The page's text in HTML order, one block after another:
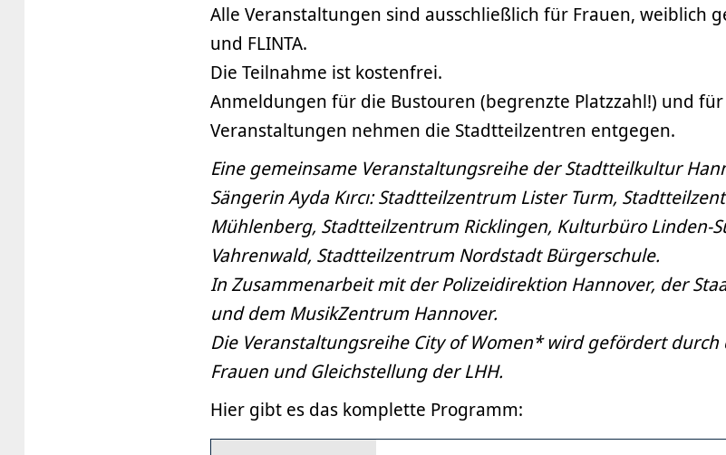
Alle Veranstaltungen sind ausschließlich für Frauen, weiblich
und FLINTA.
Die Teilnahme ist kostenfrei.
Anmeldungen für die Bustouren (begrenzte Platzzahl!) und
Veranstaltungen nehmen die Stadtteilzentren entgegen.
Eine gemeinsame Veranstaltungsreihe der Stadtteilkultur
Sängerin Ayda Kırcı: Stadtteilzentrum Lister Turm,
Mühlenberg, Stadtteilzentrum Ricklingen, Kulturbüro Linden-
Vahrenwald, Stadtteilzentrum Nordstadt Bürgerschule.
In Zusammenarbeit mit der Polizeidirektion Hannover, der
und dem MusikZentrum Hannover.
Die Veranstaltungsreihe City of Women* wird gefördert durch
Frauen und Gleichstellung der LHH.
Hier gibt es das komplette Programm: